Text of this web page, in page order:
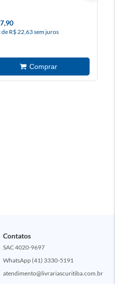
de R$ 22,63 sem juros
Contatos
SAC 4020-9697
WhatsApp (41) 3330-5191
atendimento@livrariascuritiba.com.br